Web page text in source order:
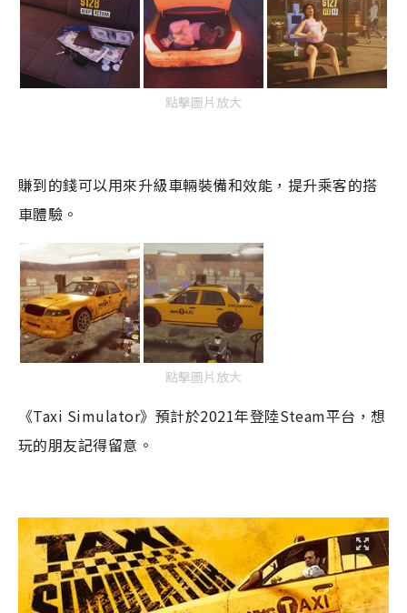
點擊圖片放大
賺到的錢可以用來升級車輛裝備和效能，提升乘客的搭
車體驗。
點擊圖片放大
《Taxi Simulator》預計於2021年登陸Steam平台，想
玩的朋友記得留意。